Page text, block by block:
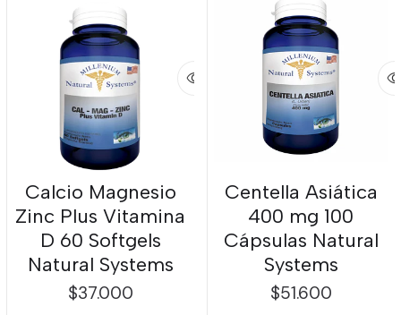
Calcio Magnesio
Zinc Plus Vitamina
D 60 Softgels
Natural Systems
$37.000
Centella Asiática
400 mg 100
Cápsulas Natural
Systems
$51.600